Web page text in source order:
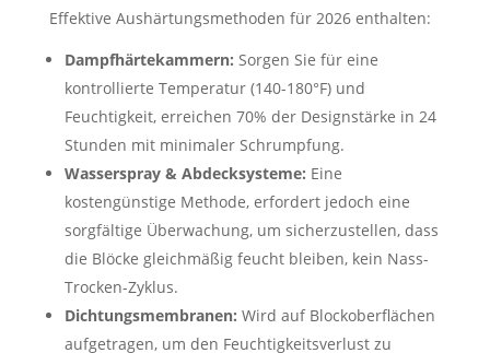
Effektive Aushärtungsmethoden für 2026 enthalten:
Dampfhärtekammern: Sorgen Sie für eine
kontrollierte Temperatur (140-180°F) und
Feuchtigkeit, erreichen 70% der Designstärke in 24
Stunden mit minimaler Schrumpfung.
Wasserspray & Abdecksysteme: Eine
kostengünstige Methode, erfordert jedoch eine
sorgfältige Überwachung, um sicherzustellen, dass
die Blöcke gleichmäßig feucht bleiben, kein Nass-
Trocken-Zyklus.
Dichtungsmembranen: Wird auf Blockoberflächen
aufgetragen, um den Feuchtigkeitsverlust zu